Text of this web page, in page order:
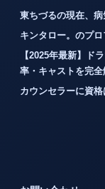
東ちづるの現在、
キンタロー。のプ
【2025年最新】ド
率・キャストを完全
カウンセラーに資